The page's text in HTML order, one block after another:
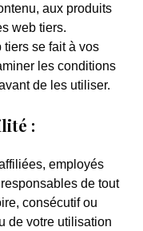
aux produits
web tiers.
tiers se fait à vos
les conditions
de les utiliser.
:
employés
de tout
consécutif ou
de votre utilisation